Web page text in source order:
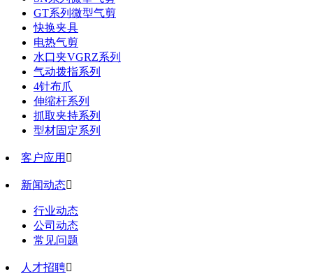
GT系列微型气剪
快换夹具
电热气剪
水口夹VGRZ系列
气动拨指系列
4针布爪
伸缩杆系列
抓取夹持系列
型材固定系列
客户应用 
新闻动态
行业动态
公司动态
常见问题
人才招聘